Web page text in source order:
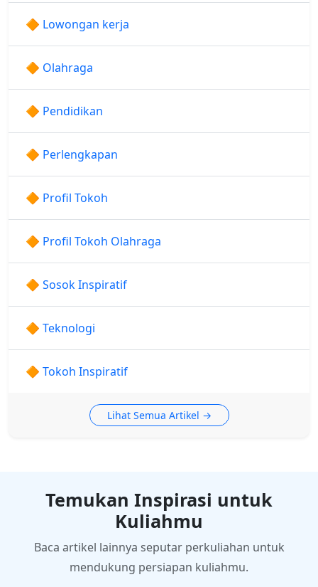
🔶 Lowongan kerja
🔶 Olahraga
🔶 Pendidikan
🔶 Perlengkapan
🔶 Profil Tokoh
🔶 Profil Tokoh Olahraga
🔶 Sosok Inspiratif
🔶 Teknologi
🔶 Tokoh Inspiratif
Lihat Semua Artikel →
Temukan Inspirasi untuk
Kuliahmu
Baca artikel lainnya seputar perkuliahan untuk
mendukung persiapan kuliahmu.